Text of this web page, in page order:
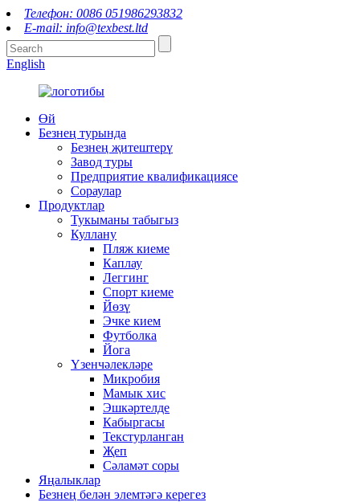
Телефон: 0086 051986293832
E-mail: info@texbest.ltd
English
Өй
Безнең турында
Безнең җитештерү
Завод туры
Предприятие квалификациясе
Сораулар
Продуктлар
Тукыманы табыгыз
Куллану
Пляж киеме
Каплау
Леггинг
Спорт киеме
Йөзү
Эчке кием
Футболка
Йога
Үзенчәлекләре
Микробия
Мамык хис
Эшкәртелде
Кабыргасы
Текстурланган
Җеп
Сәламәт соры
Яңалыклар
Безнең белән элемтәгә керегез